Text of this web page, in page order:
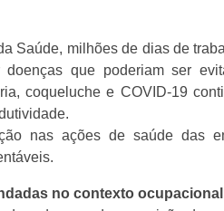
Saúde, milhões de dias de
doenças que poderiam ser
coqueluche e COVID-19
nas ações de saúde das
no contexto ocupacional